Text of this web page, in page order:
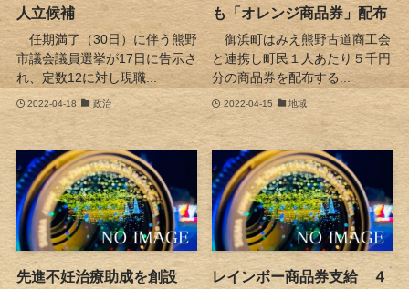
人立候補
任期満了（30日）に伴う熊野
市議会議員選挙が17日に告示さ
れ、定数12に対し現職...
2022-04-18 政治
も「オレンジ商品券」配布
御浜町はみえ熊野古道商工会
と連携し町民１人あたり５千円
分の商品券を配布する...
2022-04-15 地域
先進不妊治療助成を創設
レインボー商品券支給 ４